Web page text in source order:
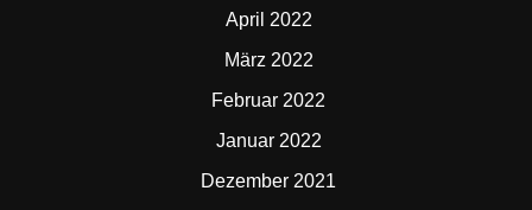
April 2022
März 2022
Februar 2022
Januar 2022
Dezember 2021